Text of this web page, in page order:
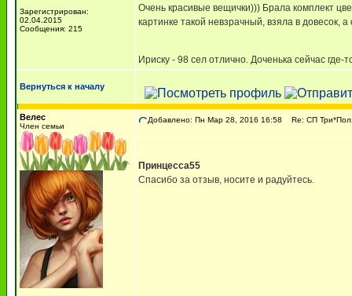
Зарегистрирован:
02.04.2015
Сообщения: 215
Очень красивые вещички))) Брала комплект
картинке такой невзрачный, взяла в довесок,
Ириску - 98 сел отлично. Доченька сейчас где-
Вернуться к началу
Велес
Член семьи
Добавлено: Пн Мар 28, 2016 16:58 Re: СП
Принцесса55
Спасибо за отзыв, носите и радуйтесь.